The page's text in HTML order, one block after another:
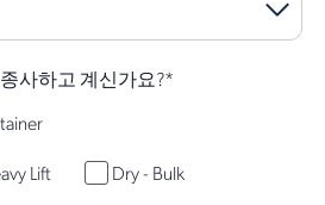
사하고 계신가요?*
Lift
Dry - Bulk